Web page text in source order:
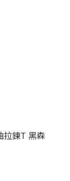
鍊T 黑森